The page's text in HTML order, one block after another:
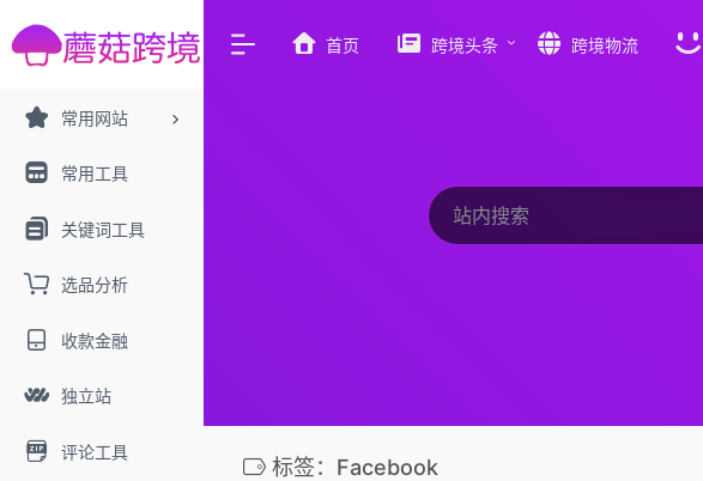
常用网站
常用工具
关键词工具
选品分析
收款金融
独立站
评论工具
首页 跨境头条 跨境物流
标签：Facebook